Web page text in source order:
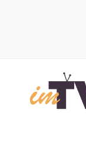
contenuto